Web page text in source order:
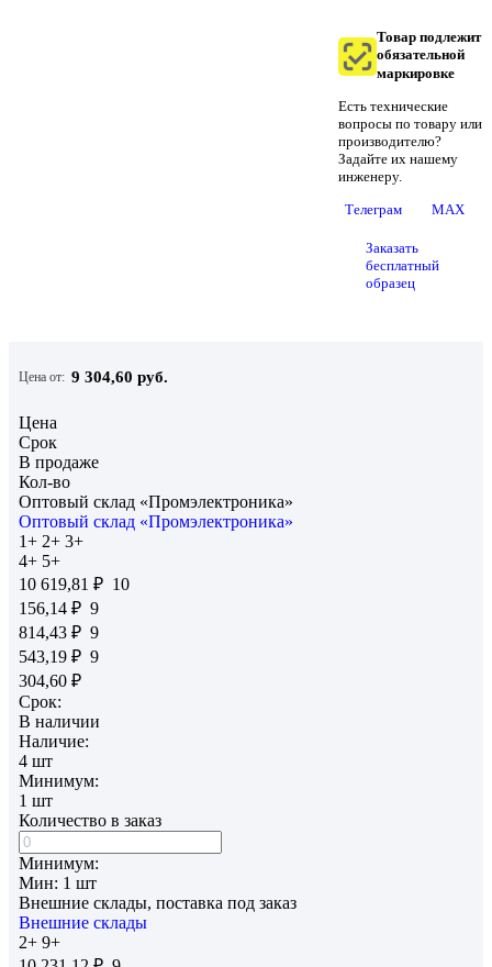
Товар подлежит
обязательной
маркировке
Есть технические
вопросы по товару или
производителю?
Задайте их нашему
инженеру.
Телеграм
MAX
Заказать
бесплатный
образец
Цена от: 9 304,60 руб.
Цена
Срок
В продаже
Кол-во
Оптовый склад «Промэлектроника»
Оптовый склад «Промэлектроника»
1+ 2+ 3+
4+ 5+
10 619,81 ₽ 10
156,14 ₽ 9
814,43 ₽ 9
543,19 ₽ 9
304,60 ₽
Срок:
В наличии
Наличие:
4 шт
Минимум:
1 шт
Количество в заказ
Минимум:
Мин: 1 шт
Внешние склады, поставка под заказ
Внешние склады
2+ 9+